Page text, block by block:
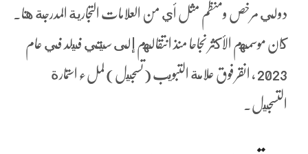
دولي مرخص ومنظم مثل أي من العلامات التجارية المدرجة هنا.
كان موسمهم الأكثر نجاحا منذ انتقالهم إلى سيتي فيلد في عام
2023 ، انقر فوق علامة التبويب (تسجيل) لملء استمارة
التسجيل.